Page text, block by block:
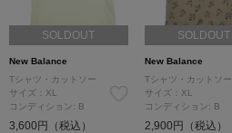
SOLDOUT
New Balance
Tシャツ・カットソー
サイズ：XL
コンディション: B
3,600円（税込）
SOLDOUT
New Balance
Tシャツ・カットソー
サイズ：XL
コンディション: B
2,900円（税込）